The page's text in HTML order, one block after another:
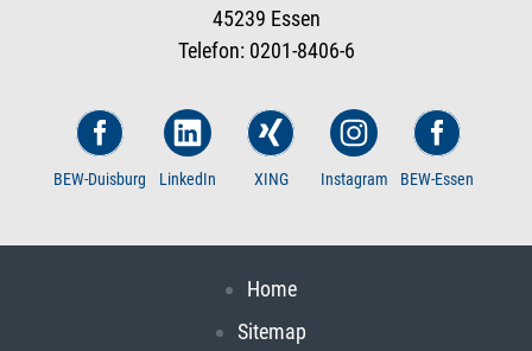
45239 Essen
Telefon: 0201-8406-6
BEW-Duisburg LinkedIn XING Instagram BEW-Essen
Home
Sitemap